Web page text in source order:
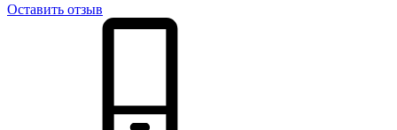
Оставить отзыв